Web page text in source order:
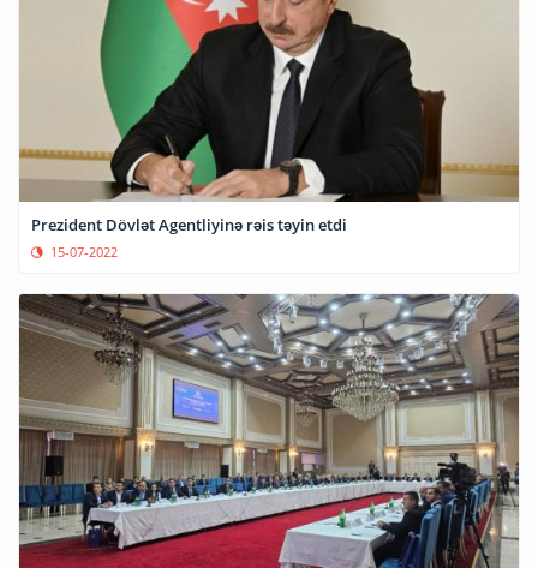
Prezident Dövlət Agentliyinə rəis təyin etdi
15-07-2022